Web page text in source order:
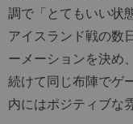
調で「とてもいい状
アイスランド戦の数
ーメーションを決め
続けて同じ布陣でゲ
内にはポジティブな